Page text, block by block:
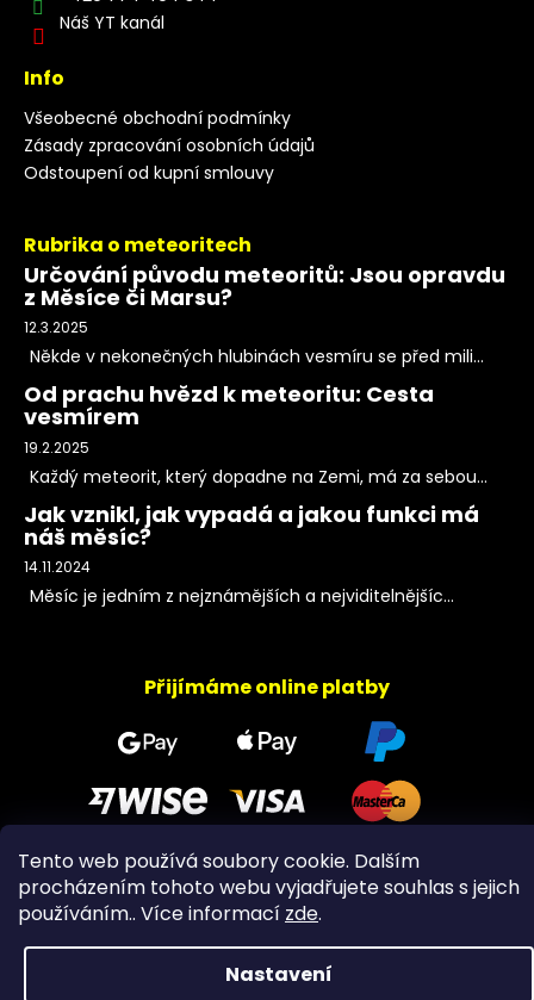
Tento web používá soubory cookie. Dalším
procházením tohoto webu vyjadřujete souhlas s jejich
používáním.. Více informací zde.
Nastavení
Náš YT kanál
Info
Všeobecné obchodní podmínky
Zásady zpracování osobních údajů
Odstoupení od kupní smlouvy
Rubrika o meteoritech
Určování původu meteoritů: Jsou opravdu
z Měsíce či Marsu?
12.3.2025
Někde v nekonečných hlubinách vesmíru se před mili...
Od prachu hvězd k meteoritu: Cesta
vesmírem
19.2.2025
Každý meteorit, který dopadne na Zemi, má za sebou...
Jak vznikl, jak vypadá a jakou funkci má
náš měsíc?
14.11.2024
Měsíc je jedním z nejznámějších a nejviditelnějšíc...
Přijímáme online platby
Copyright 2026PeltramMinerals. Všechna práva
vyhrazena.